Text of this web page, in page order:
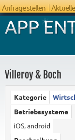
Anfrage stellen
Villeroy & Boch
Kategorie
Betriebssysteme
iOS, android